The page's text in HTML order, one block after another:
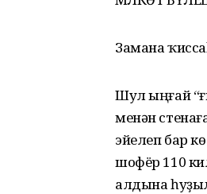
Замана
Шул ыңғай
менән
эйелеп бар
шофёр 110
алдына